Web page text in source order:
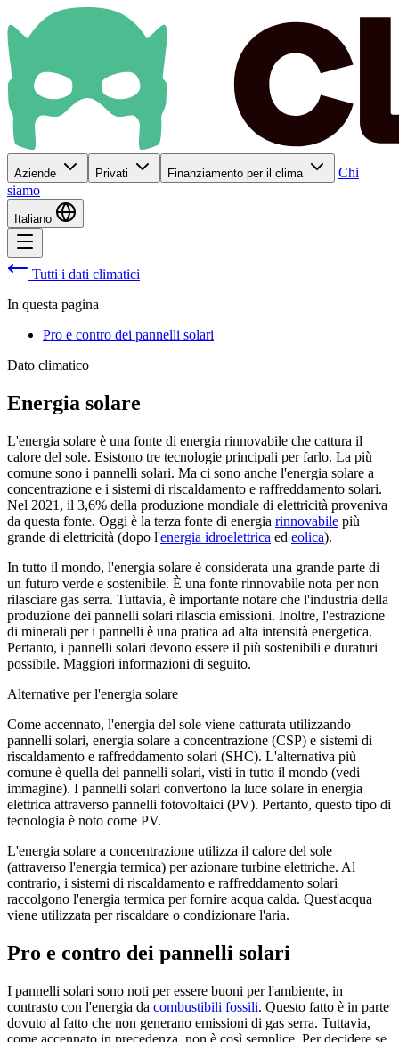
Aziende Privati Finanziamento per il clima
Chi
siamo
Italiano
Tutti i dati climatici
In questa pagina
Pro e contro dei pannelli solari
Dato climatico
Energia solare
L'energia solare è una fonte di energia rinnovabile che cattura il
calore del sole. Esistono tre tecnologie principali per farlo. La più
comune sono i pannelli solari. Ma ci sono anche l'energia solare a
concentrazione e i sistemi di riscaldamento e raffreddamento solari.
Nel 2021, il 3,6% della produzione mondiale di elettricità proveniva
da questa fonte. Oggi è la terza fonte di energia rinnovabile più
grande di elettricità (dopo l'energia idroelettrica ed eolica).
In tutto il mondo, l'energia solare è considerata una grande parte di
un futuro verde e sostenibile. È una fonte rinnovabile nota per non
rilasciare gas serra. Tuttavia, è importante notare che l'industria della
produzione dei pannelli solari rilascia emissioni. Inoltre, l'estrazione
di minerali per i pannelli è una pratica ad alta intensità energetica.
Pertanto, i pannelli solari devono essere il più sostenibili e duraturi
possibile. Maggiori informazioni di seguito.
Alternative per l'energia solare
Come accennato, l'energia del sole viene catturata utilizzando
pannelli solari, energia solare a concentrazione (CSP) e sistemi di
riscaldamento e raffreddamento solari (SHC). L'alternativa più
comune è quella dei pannelli solari, visti in tutto il mondo (vedi
immagine). I pannelli solari convertono la luce solare in energia
elettrica attraverso pannelli fotovoltaici (PV). Pertanto, questo tipo di
tecnologia è noto come PV.
L'energia solare a concentrazione utilizza il calore del sole
(attraverso l'energia termica) per azionare turbine elettriche. Al
contrario, i sistemi di riscaldamento e raffreddamento solari
raccolgono l'energia termica per fornire acqua calda. Quest'acqua
viene utilizzata per riscaldare o condizionare l'aria.
Pro e contro dei pannelli solari
I pannelli solari sono noti per essere buoni per l'ambiente, in
contrasto con l'energia da combustibili fossili. Questo fatto è in parte
dovuto al fatto che non generano emissioni di gas serra. Tuttavia,
come accennato in precedenza, non è così semplice. Per decidere se